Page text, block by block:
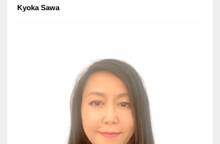
Kyoka Sawa